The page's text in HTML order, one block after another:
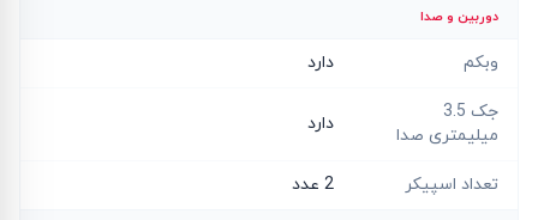
دوربین و صدا
وبکم دارد
جک 3.5
میلیمتری صدا
دارد
تعداد اسپیکر 2 عدد